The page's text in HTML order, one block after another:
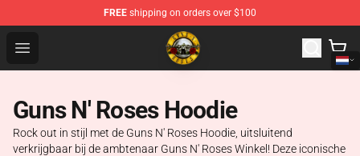
FREE shipping on orders over $100
Open menu
Guns N' Roses Store - Official Guns N' Roses
Guns N' Roses Hoodie
Rock out in stijl met de Guns N' Roses Hoodie, uitsluitend
verkrijgbaar bij de ambtenaar Guns N' Roses Winkel! Deze iconische